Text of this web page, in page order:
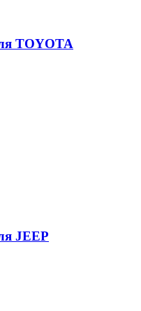
TOYOTA
JEEP